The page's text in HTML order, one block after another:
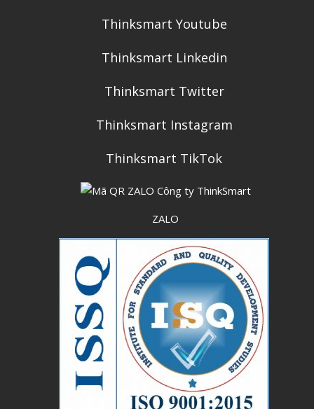
Thinksmart Youtube
Thinksmart Linkedin
Thinksmart Twitter
Thinksmart Instagram
Thinksmart TikTok
ZALO